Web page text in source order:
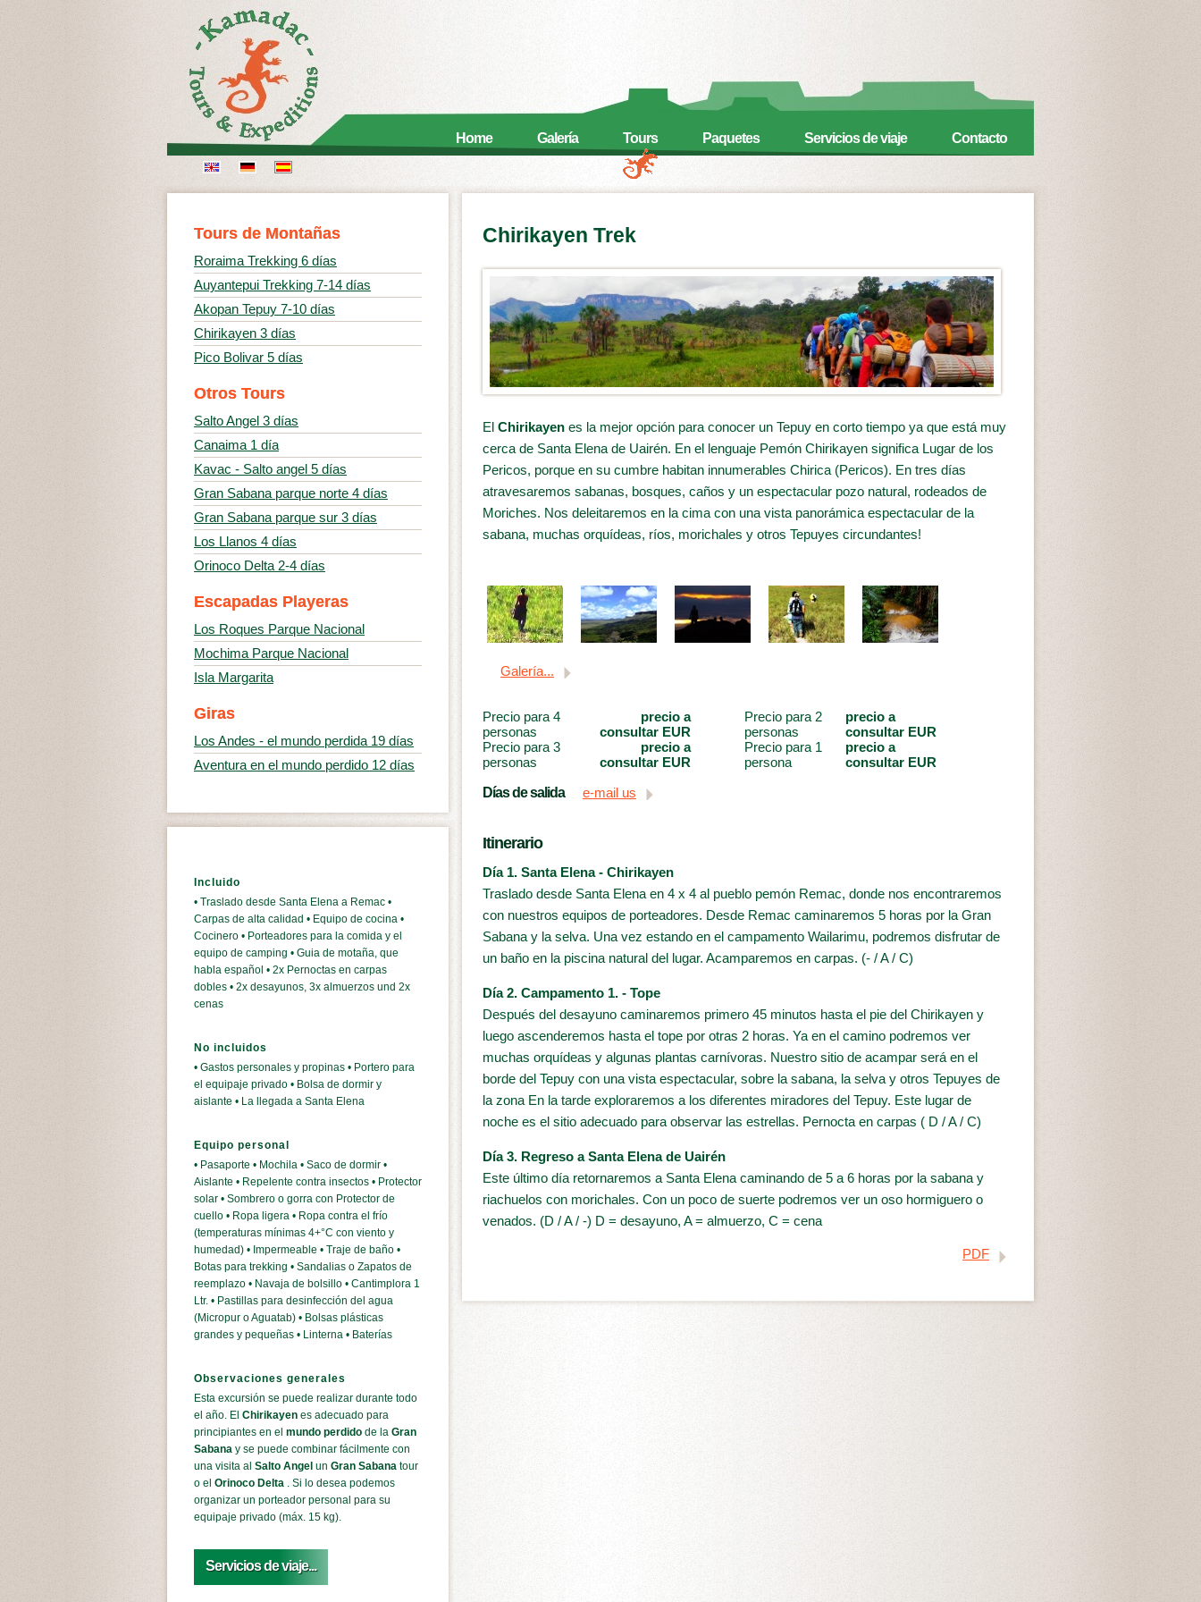
Home Galería Tours Paquetes Servicios de viaje Contacto
Chirikayen Trek
El Chirikayen es la mejor opción para conocer un Tepuy en corto tiempo ya que está muy
cerca de Santa Elena de Uairén. En el lenguaje Pemón Chirikayen significa Lugar de los
Pericos, porque en su cumbre habitan innumerables Chirica (Pericos). En tres días
atravesaremos sabanas, bosques, caños y un espectacular pozo natural, rodeados de
Moriches. Nos deleitaremos en la cima con una vista panorámica espectacular de la
sabana, muchas orquídeas, ríos, morichales y otros Tepuyes circundantes!
Galería...
Precio para 4
personas
precio a
consultar EUR
Precio para 2
personas
precio a
consultar EUR
Precio para 3
personas
precio a
consultar EUR
Precio para 1
persona
precio a
consultar EUR
Días de salida
e-mail us
Itinerario
Día 1. Santa Elena - Chirikayen
Traslado desde Santa Elena en 4 x 4 al pueblo pemón Remac, donde nos encontraremos
con nuestros equipos de porteadores. Desde Remac caminaremos 5 horas por la Gran
Sabana y la selva. Una vez estando en el campamento Wailarimu, podremos disfrutar de
un baño en la piscina natural del lugar. Acamparemos en carpas. (- / A / C)
Día 2. Campamento 1. - Tope
Después del desayuno caminaremos primero 45 minutos hasta el pie del Chirikayen y
luego ascenderemos hasta el tope por otras 2 horas. Ya en el camino podremos ver
muchas orquídeas y algunas plantas carnívoras. Nuestro sitio de acampar será en el
borde del Tepuy con una vista espectacular, sobre la sabana, la selva y otros Tepuyes de
la zona En la tarde exploraremos a los diferentes miradores del Tepuy. Este lugar de
noche es el sitio adecuado para observar las estrellas. Pernocta en carpas ( D / A / C)
Día 3. Regreso a Santa Elena de Uairén
Este último día retornaremos a Santa Elena caminando de 5 a 6 horas por la sabana y
riachuelos con morichales. Con un poco de suerte podremos ver un oso hormiguero o
venados. (D / A / -) D = desayuno, A = almuerzo, C = cena
PDF
Tours de Montañas
Roraima Trekking 6 días
Auyantepui Trekking 7-14 días
Akopan Tepuy 7-10 días
Chirikayen 3 días
Pico Bolivar 5 días
Otros Tours
Salto Angel 3 días
Canaima 1 día
Kavac - Salto angel 5 días
Gran Sabana parque norte 4 días
Gran Sabana parque sur 3 días
Los Llanos 4 días
Orinoco Delta 2-4 días
Escapadas Playeras
Los Roques Parque Nacional
Mochima Parque Nacional
Isla Margarita
Giras
Los Andes - el mundo perdida 19 días
Aventura en el mundo perdido 12 días
Incluido
• Traslado desde Santa Elena a Remac •
Carpas de alta calidad • Equipo de cocina •
Cocinero • Porteadores para la comida y el
equipo de camping • Guia de motaña, que
habla español • 2x Pernoctas en carpas
dobles • 2x desayunos, 3x almuerzos und 2x
cenas
No incluidos
• Gastos personales y propinas • Portero para
el equipaje privado • Bolsa de dormir y
aislante • La llegada a Santa Elena
Equipo personal
• Pasaporte • Mochila • Saco de dormir •
Aislante • Repelente contra insectos • Protector
solar • Sombrero o gorra con Protector de
cuello • Ropa ligera • Ropa contra el frío
(temperaturas mínimas 4+°C con viento y
humedad) • Impermeable • Traje de baño •
Botas para trekking • Sandalias o Zapatos de
reemplazo • Navaja de bolsillo • Cantimplora 1
Ltr. • Pastillas para desinfección del agua
(Micropur o Aguatab) • Bolsas plásticas
grandes y pequeñas • Linterna • Baterías
Observaciones generales
Esta excursión se puede realizar durante todo
el año. El Chirikayen es adecuado para
principiantes en el mundo perdido de la Gran
Sabana y se puede combinar fácilmente con
una visita al Salto Angel un Gran Sabana tour
o el Orinoco Delta . Si lo desea podemos
organizar un porteador personal para su
equipaje privado (máx. 15 kg).
Servicios de viaje...